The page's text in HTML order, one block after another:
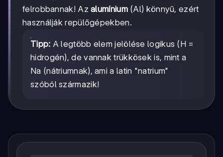
felrobbannak! Azalumínium(Al) könnyű, ezért
használják repülőgépekben.
Tipp: A legtöbb elem jelölése logikus (H =
hidrogén), de vannak trükkösek is, mint a
Na (nátriumnak), ami a latin "natrium"
szóból származik!